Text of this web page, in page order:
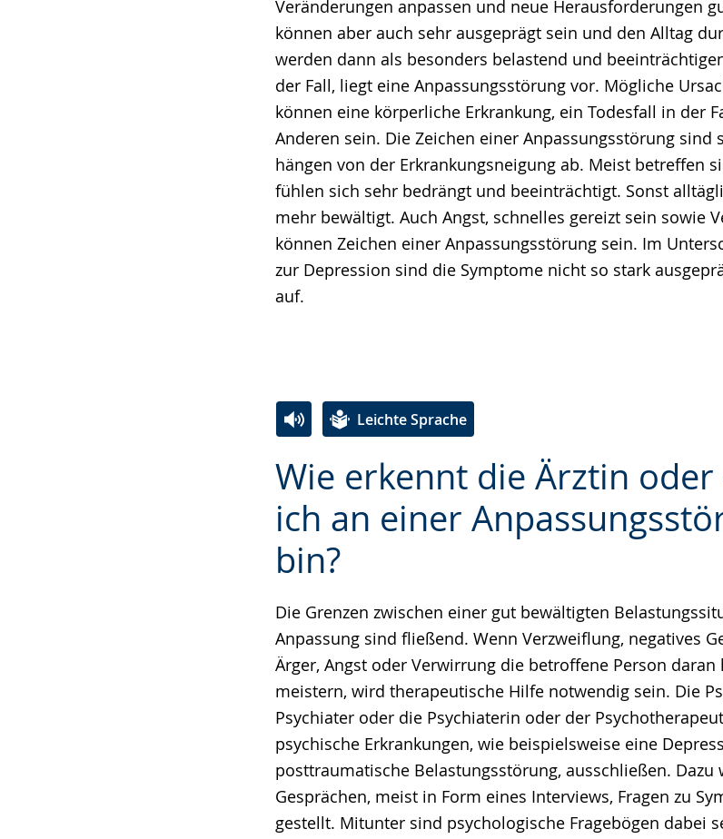
Veränderungen anpassen und neue Herausforderungen
können aber auch sehr ausgeprägt sein und den Alltag
werden dann als besonders belastend und
der Fall, liegt eine Anpassungsstörung vor. Mögliche
können eine körperliche Erkrankung, ein Todesfall in der
Anderen sein. Die Zeichen einer Anpassungsstörung
hängen von der Erkrankungsneigung ab. Meist betreffen
fühlen sich sehr bedrängt und beeinträchtigt. Sonst
mehr bewältigt. Auch Angst, schnelles gereizt sein sowie
können Zeichen einer Anpassungsstörung sein. Im
zur Depression sind die Symptome nicht so stark
auf.
Wie erkennt die Ärztin
ich an einer
bin?
Die Grenzen zwischen einer gut bewältigten
Anpassung sind fließend. Wenn Verzweiflung, negatives
Ärger, Angst oder Verwirrung die betroffene Person
meistern, wird therapeutische Hilfe notwendig sein. Die
Psychiater oder die Psychiaterin oder der
psychische Erkrankungen, wie beispielsweise eine
posttraumatische Belastungsstörung, ausschließen.
Gesprächen, meist in Form eines Interviews, Fragen zu
gestellt. Mitunter sind psychologische Fragebögen dabei
Leichte Sprache
Leichten
Sprache
wechseln.
Audio-
Unterstützung.
Video
in
Deutscher
Gebärdensprache
angezeigt.